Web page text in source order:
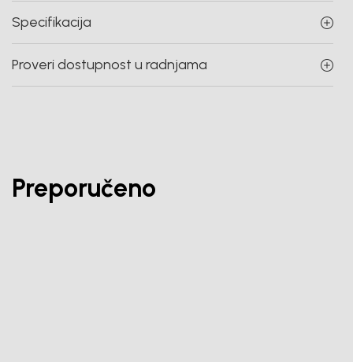
Specifikacija
Proveri dostupnost u radnjama
Preporučeno